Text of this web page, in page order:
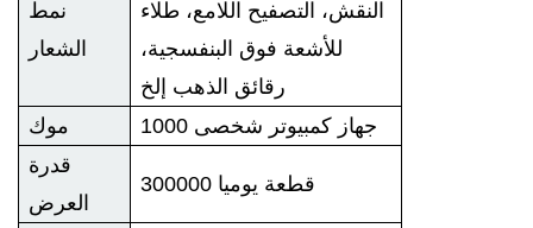
نمط
الشعار
النقش، التصفيح اللامع، طلاء
للأشعة فوق البنفسجية،
رقائق الذهب إلخ
موك
1000 جهاز كمبيوتر شخصى
قدرة
العرض
300000 قطعة يوميا